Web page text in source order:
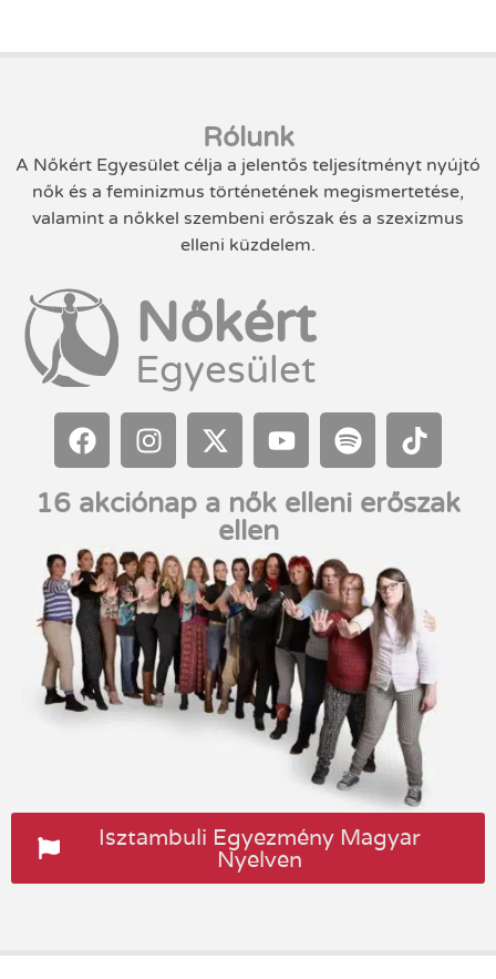
Rólunk
A Nőkért Egyesület célja a jelentős teljesítményt nyújtó
nők és a feminizmus történetének megismertetése,
valamint a nőkkel szembeni erőszak és a szexizmus
elleni küzdelem.
Nőkért
Egyesület
16 akciónap a nők elleni erőszak
ellen
Isztambuli Egyezmény Magyar
Nyelven